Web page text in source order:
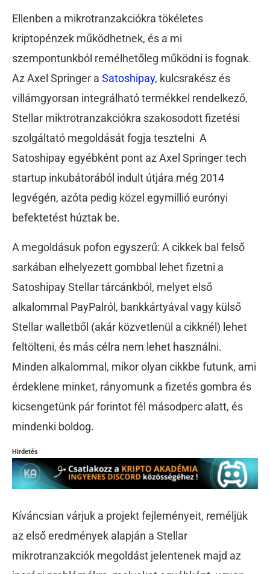
Ellenben a mikrotranzakciókra tökéletes
kriptopénzek működhetnek, és a mi
szempontunkból remélhetőleg működni is fognak.
Az Axel Springer a Satoshipay, kulcsrakész és
villámgyorsan integrálható termékkel rendelkező,
Stellar miktrotranzakciókra szakosodott fizetési
szolgáltató megoldását fogja tesztelni A
Satoshipay egyébként pont az Axel Springer tech
startup inkubátorából indult útjára még 2014
legvégén, azóta pedig közel egymillió eurónyi
befektetést húztak be.
A megoldásuk pofon egyszerű: A cikkek bal felső
sarkában elhelyezett gombbal lehet fizetni a
Satoshipay Stellar tárcánkból, melyet első
alkalommal PayPalról, bankkártyával vagy külső
Stellar walletből (akár közvetlenül a cikknél) lehet
feltölteni, és más célra nem lehet használni.
Minden alkalommal, mikor olyan cikkbe futunk, ami
érdeklene minket, rányomunk a fizetés gombra és
kicsengetünk pár forintot fél másodperc alatt, és
mindenki boldog.
Hirdetés
Kíváncsian várjuk a projekt fejleményeit, reméljük
az első eredmények alapján a Stellar
mikrotranzakciók megoldást jelentenek majd az